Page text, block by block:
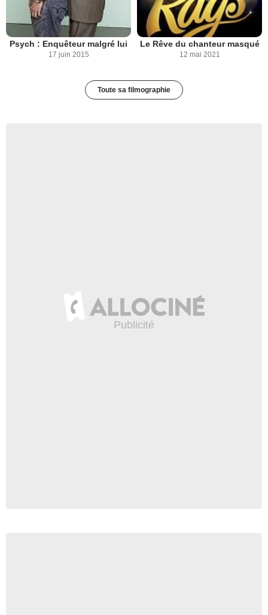
Psych : Enquêteur malgré lui
17 juin 2015
Le Rêve du chanteur masqué
12 mai 2021
Toute sa filmographie